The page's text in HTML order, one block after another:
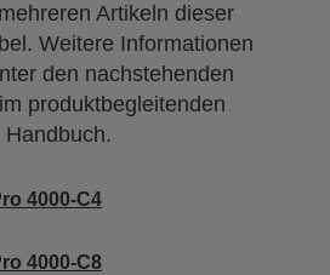
Artikeln dieser
Weitere Informationen
den nachstehenden
produktbegleitenden
Handbuch.
4000-C4
4000-C8